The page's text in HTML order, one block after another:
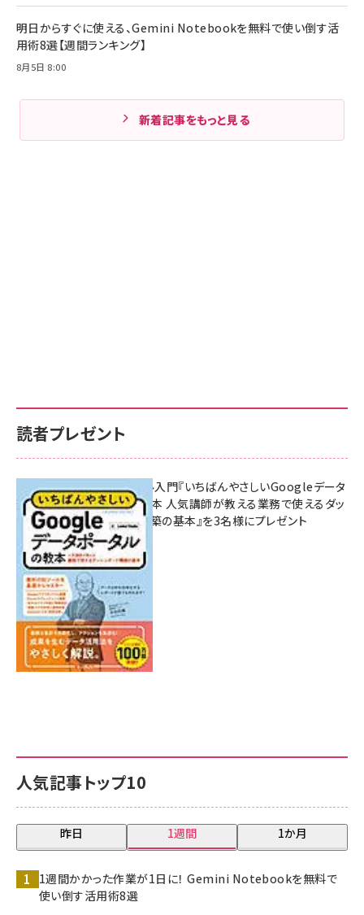
明日からすぐに使える、Gemini Notebookを無料で使い倒す活
用術8選【週間ランキング】
8月5日 8:00
新着記事をもっと見る
人気記事トップ10
昨日 1週間 1か月
1週間かかった作業が1日に！ Gemini Notebookを無料で
使い倒す活用術8選
読者プレゼント
無料BIツール入門『いちばんやさしいGoogleデータ
ポータルの教本 人気講師が教える業務で使えるダッ
シュボード構築の基本』を3名様にプレゼント
7月31日 10:00